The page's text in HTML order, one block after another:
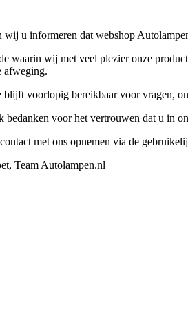
u informeren dat webshop
waarin wij met veel plezier onze
afweging.
blijft voorlopig bereikbaar voor vragen,
voor het vertrouwen dat u in
met ons opnemen via de
Team Autolampen.nl